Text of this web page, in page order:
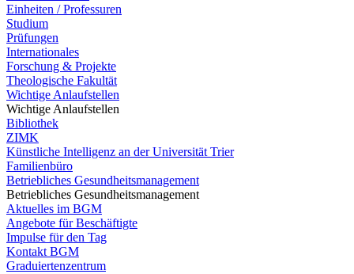
Einheiten / Professuren
Studium
Prüfungen
Internationales
Forschung & Projekte
Theologische Fakultät
Wichtige Anlaufstellen
Wichtige Anlaufstellen
Bibliothek
ZIMK
Künstliche Intelligenz an der Universität Trier
Familienbüro
Betriebliches Gesundheitsmanagement
Betriebliches Gesundheitsmanagement
Aktuelles im BGM
Angebote für Beschäftigte
Impulse für den Tag
Kontakt BGM
Graduiertenzentrum